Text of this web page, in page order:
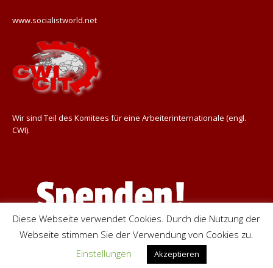
www.socialistworld.net
Wir sind Teil des Komitees für eine Arbeiterinternationale (engl.
CWI).
Diese Webseite verwendet Cookies. Durch die Nutzung der
Webseite stimmen Sie der Verwendung von Cookies zu.
Einstellungen
Akzeptieren